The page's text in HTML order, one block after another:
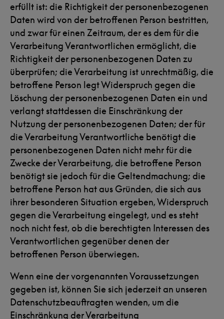
erfüllt ist: die Richtigkeit der personenbezogenen
Daten wird von der betroffenen Person bestritten,
und zwar für einen Zeitraum, der es dem für die
Verarbeitung Verantwortlichen ermöglicht, die
Richtigkeit der personenbezogenen Daten zu
überprüfen; die Verarbeitung ist unrechtmäßig, die
betroffene Person legt Widerspruch gegen die
Löschung der personenbezogenen Daten ein und
verlangt stattdessen die Einschränkung der
Nutzung der personenbezogenen Daten; der für
die Verarbeitung Verantwortliche benötigt die
personenbezogenen Daten nicht mehr für die
Zwecke der Verarbeitung, die betroffene Person
benötigt sie jedoch für die Geltendmachung; die
betroffene Person hat aus Gründen, die sich aus
ihrer besonderen Situation ergeben, Widerspruch
gegen die Verarbeitung eingelegt, und es steht
noch nicht fest, ob die berechtigten Interessen des
Verantwortlichen gegenüber denen der
betroffenen Person überwiegen.
Wenn eine der vorgenannten Voraussetzungen
gegeben ist, können Sie sich jederzeit an unseren
Datenschutzbeauftragten wenden, um die
Einschränkung der Verarbeitung